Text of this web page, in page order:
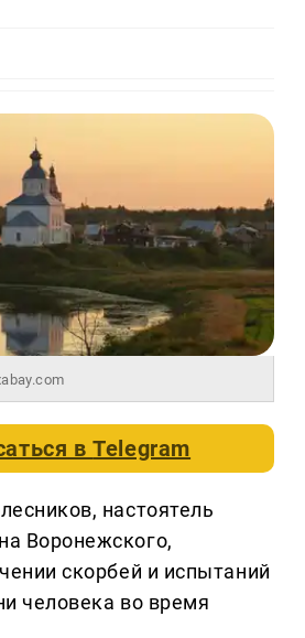
вTelegram
настоятель
Воронежского,
скорбей и испытаний
человека во время